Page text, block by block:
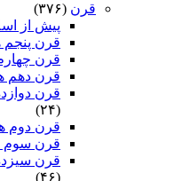
قرن (۳۷۶)
پیش از
قرن پنجم هجری –
قرن چهارم هجری –
قرن دهم هجری –
قرن دوازده هجری –
(۲۴)
قرن دوم هجری –
قرن سوم هجری –
قرن سیزده هجری –
(۴۶)